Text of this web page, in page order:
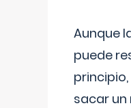
Aunque
puede
sacar